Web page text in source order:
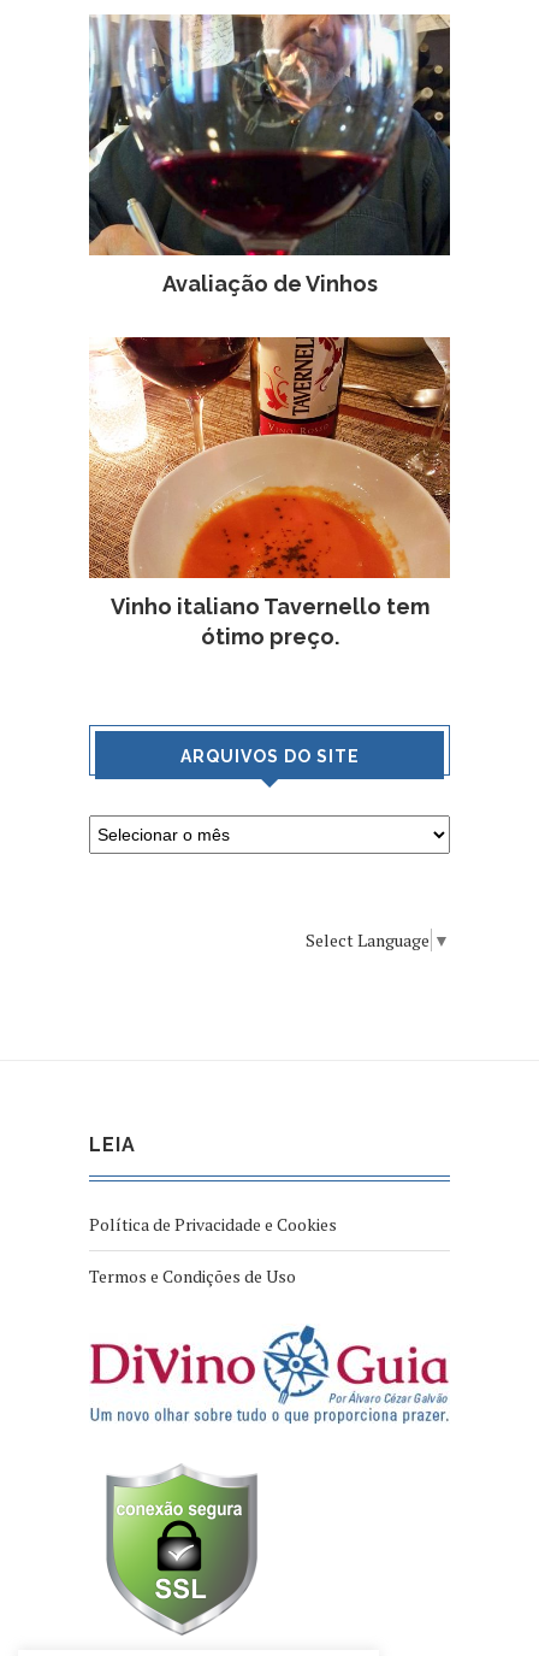
Avaliação de Vinhos
Vinho italiano Tavernello tem
ótimo preço.
ARQUIVOS DO SITE
Select Language ▼
LEIA
Política de Privacidade e Cookies
Termos e Condições de Uso